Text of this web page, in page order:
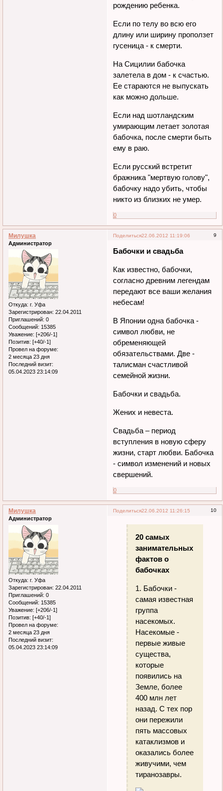
рождению ребенка.
Если по телу во всю его
длину или ширину проползет
гусеница - к смерти.
На Сицилии бабочка
залетела в дом - к счастью.
Ее стараются не выпускать
как можно дольше.
Если над шотландским
умирающим летает золотая
бабочка, после смерти быть
ему в раю.
Если русский встретит
бражника "мертвую голову",
бабочку надо убить, чтобы
никто из близких не умер.
0
Поделиться 9
22.06.2012 11:19:06
Милушка
Администратор
Откуда: г. Уфа
Зарегистрирован: 22.04.2011
Приглашений: 0
Сообщений: 15385
Уважение: [+206/-1]
Позитив: [+40/-1]
Провел на форуме:
2 месяца 23 дня
Последний визит:
05.04.2023 23:14:09
Бабочки и свадьба
Как известно, бабочки,
согласно древним легендам
передают все ваши желания
небесам!
В Японии одна бабочка -
символ любви, не
обременяющей
обязательствами. Две -
талисман счастливой
семейной жизни.
Бабочки и свадьба.
Жених и невеста.
Свадьба – период
вступления в новую сферу
жизни, старт любви. Бабочка
- символ изменений и новых
свершений.
0
Поделиться 10
22.06.2012 11:26:15
Милушка
Администратор
Откуда: г. Уфа
Зарегистрирован: 22.04.2011
Приглашений: 0
Сообщений: 15385
Уважение: [+206/-1]
Позитив: [+40/-1]
Провел на форуме:
2 месяца 23 дня
Последний визит:
05.04.2023 23:14:09
20 самых
занимательных
фактов о
бабочках
1. Бабочки -
самая известная
группа
насекомых.
Насекомые -
первые живые
существа,
которые
появились на
Земле, более
400 млн лет
назад. С тех пор
они пережили
пять массовых
катаклизмов и
оказались более
живучими, чем
тиранозавры.